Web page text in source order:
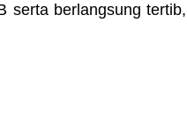
serta berlangsung tertib,